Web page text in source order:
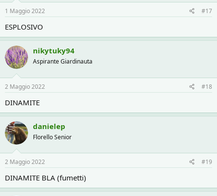
1 Maggio 2022 #17
ESPLOSIVO
nikytuky94
Aspirante Giardinauta
2 Maggio 2022 #18
DINAMITE
danielep
Florello Senior
2 Maggio 2022 #19
DINAMITE BLA (fumetti)